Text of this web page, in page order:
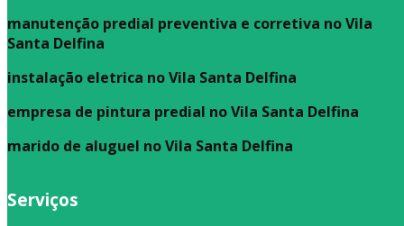
manutenção predial preventiva e corretiva no Vila
Santa Delfina
instalação eletrica no Vila Santa Delfina
empresa de pintura predial no Vila Santa Delfina
marido de aluguel no Vila Santa Delfina
Serviços